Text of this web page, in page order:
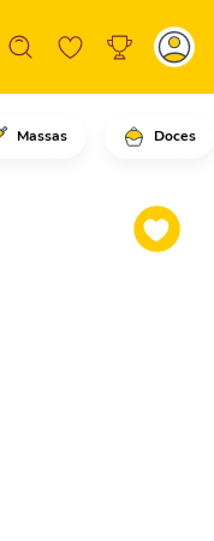
Massas Doces
de porco